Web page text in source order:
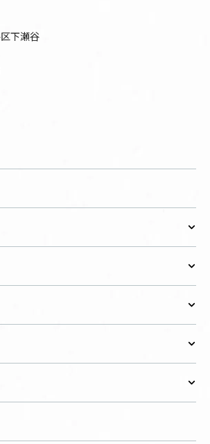
下瀬谷